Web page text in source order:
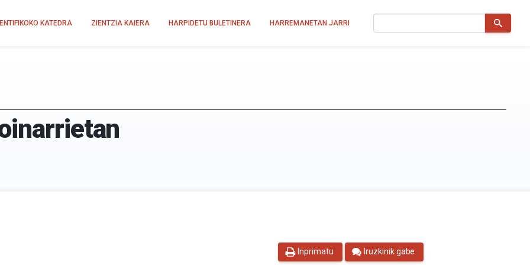
KATEDRA ZIENTZIA KAIERA HARPIDETU BULETINERA HARREMANETAN JARRI
Inprimatu Iruzkinik gabe